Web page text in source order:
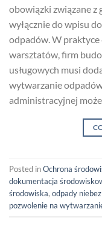
obowiązki związane z
wyłącznie do wpisu
odpadów. W praktyce
warsztatów, firm
usługowych musi
wytwarzanie
administracyjnej
Posted inOchrona
dokumentacja
środowiska, odpady
pozwolenie na